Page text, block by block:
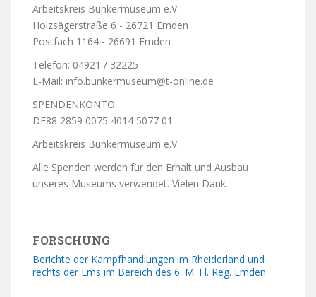
Arbeitskreis Bunkermuseum e.V.
Holzsägerstraße 6 - 26721 Emden
Postfach 1164 - 26691 Emden
Telefon: 04921 / 32225
E-Mail: info.bunkermuseum@t-online.de
SPENDENKONTO:
DE88 2859 0075 4014 5077 01
Arbeitskreis Bunkermuseum e.V.
Alle Spenden werden für den Erhalt und Ausbau
unseres Museums verwendet. Vielen Dank.
FORSCHUNG
Berichte der Kampfhandlungen im Rheiderland und
rechts der Ems im Bereich des 6. M. Fl. Reg. Emden